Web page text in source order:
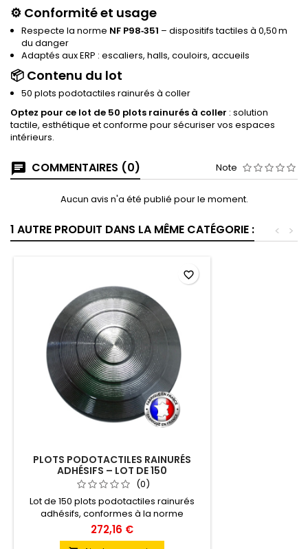
⚙️ Conformité et usage
Respecte la norme NF P98‑351 – dispositifs tactiles à 0,50 m
du danger
Adaptés aux ERP : escaliers, halls, couloirs, accueils
📦 Contenu du lot
50 plots podotactiles rainurés à coller
Optez pour ce lot de 50 plots rainurés à coller : solution
tactile, esthétique et conforme pour sécuriser vos espaces
intérieurs.
COMMENTAIRES (0) Note
Aucun avis n'a été publié pour le moment.
1 AUTRE PRODUIT DANS LA MÊME CATÉGORIE : >
<
PLOTS PODOTACTILES RAINURÉS
ADHÉSIFS – LOT DE 150
(0)
Lot de 150 plots podotactiles rainurés
adhésifs, conformes à la norme
NF P98‑351, conçus pour créer des
bandes d’éveil à la vigilance tactile.
272,16 €
favorite_border